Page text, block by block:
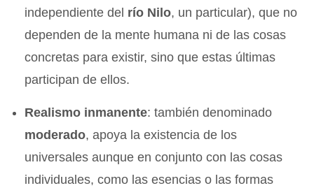
independiente del río Nilo, un particular), que no
dependen de la mente humana ni de las cosas
concretas para existir, sino que estas últimas
participan de ellos.
Realismo inmanente: también denominado
moderado, apoya la existencia de los
universales aunque en conjunto con las cosas
individuales, como las esencias o las formas